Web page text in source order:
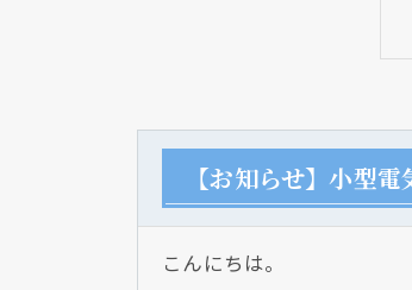
【お知らせ】小
こんにちは。